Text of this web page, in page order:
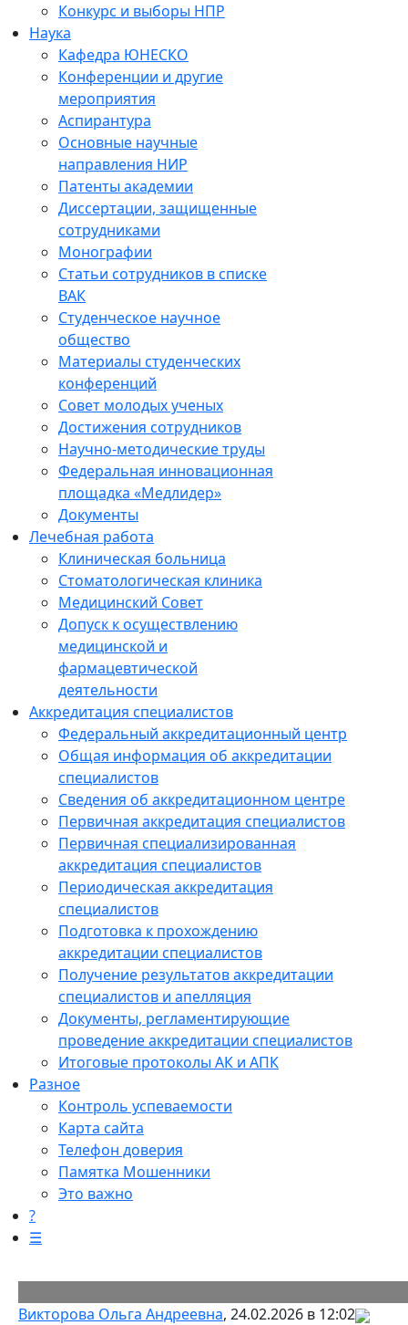
Конкурс и выборы НПР
Наука
Кафедра ЮНЕСКО
Конференции и другие
мероприятия
Аспирантура
Основные научные
направления НИР
Патенты академии
Диссертации, защищенные
сотрудниками
Монографии
Статьи сотрудников в списке
ВАК
Студенческое научное
общество
Материалы студенческих
конференций
Совет молодых ученых
Достижения сотрудников
Научно-методические труды
Федеральная инновационная
площадка «Медлидер»
Документы
Лечебная работа
Клиническая больница
Стоматологическая клиника
Медицинский Совет
Допуск к осуществлению
медицинской и
фармацевтической
деятельности
Аккредитация специалистов
Федеральный аккредитационный центр
Общая информация об аккредитации
специалистов
Сведения об аккредитационном центре
Первичная аккредитация специалистов
Первичная специализированная
аккредитация специалистов
Периодическая аккредитация
специалистов
Подготовка к прохождению
аккредитации специалистов
Получение результатов аккредитации
специалистов и апелляция
Документы, регламентирующие
проведение аккредитации специалистов
Итоговые протоколы АК и АПК
Разное
Контроль успеваемости
Карта сайта
Телефон доверия
Памятка Мошенники
Это важно
?
☰
Викторова Ольга Андреевна, 24.02.2026 в 12:02